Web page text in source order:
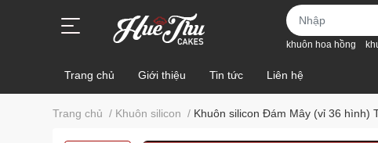
khuôn hoa hồng
Trang chủ Giới thiệu Tin tức Liên hệ
Trang chủ / Khuôn silicon / Khuôn silicon Đám Mây (vỉ 36 hình)